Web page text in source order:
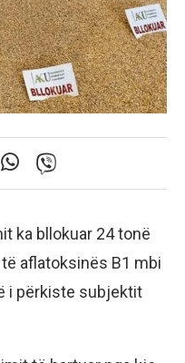
ka bllokuar 24 tonë
aflatoksinës B1 mbi
i përkiste subjektit